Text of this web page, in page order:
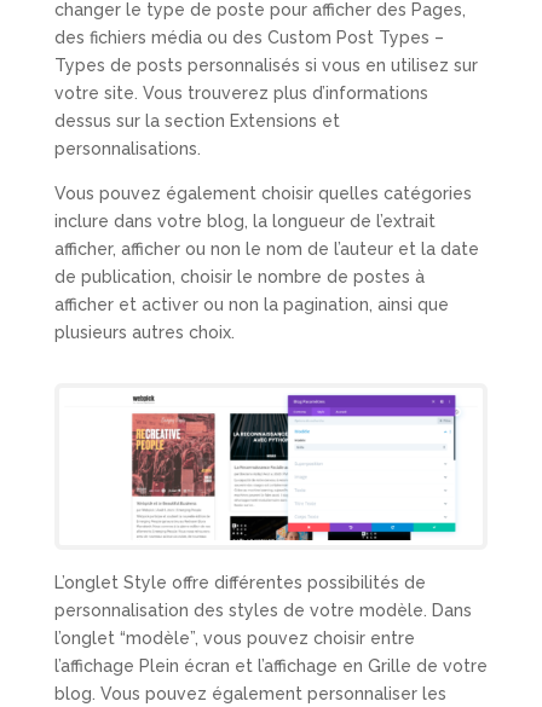
changer le type de poste pour afficher des Pages,
des fichiers média ou des Custom Post Types –
Types de posts personnalisés si vous en utilisez sur
votre site. Vous trouverez plus d’informations
dessus sur la section Extensions et
personnalisations.
Vous pouvez également choisir quelles catégories
inclure dans votre blog, la longueur de l’extrait
afficher, afficher ou non le nom de l’auteur et la date
de publication, choisir le nombre de postes à
afficher et activer ou non la pagination, ainsi que
plusieurs autres choix.
L’onglet Style offre différentes possibilités de
personnalisation des styles de votre modèle. Dans
l’onglet “modèle”, vous pouvez choisir entre
l’affichage Plein écran et l’affichage en Grille de votre
blog. Vous pouvez également personnaliser les